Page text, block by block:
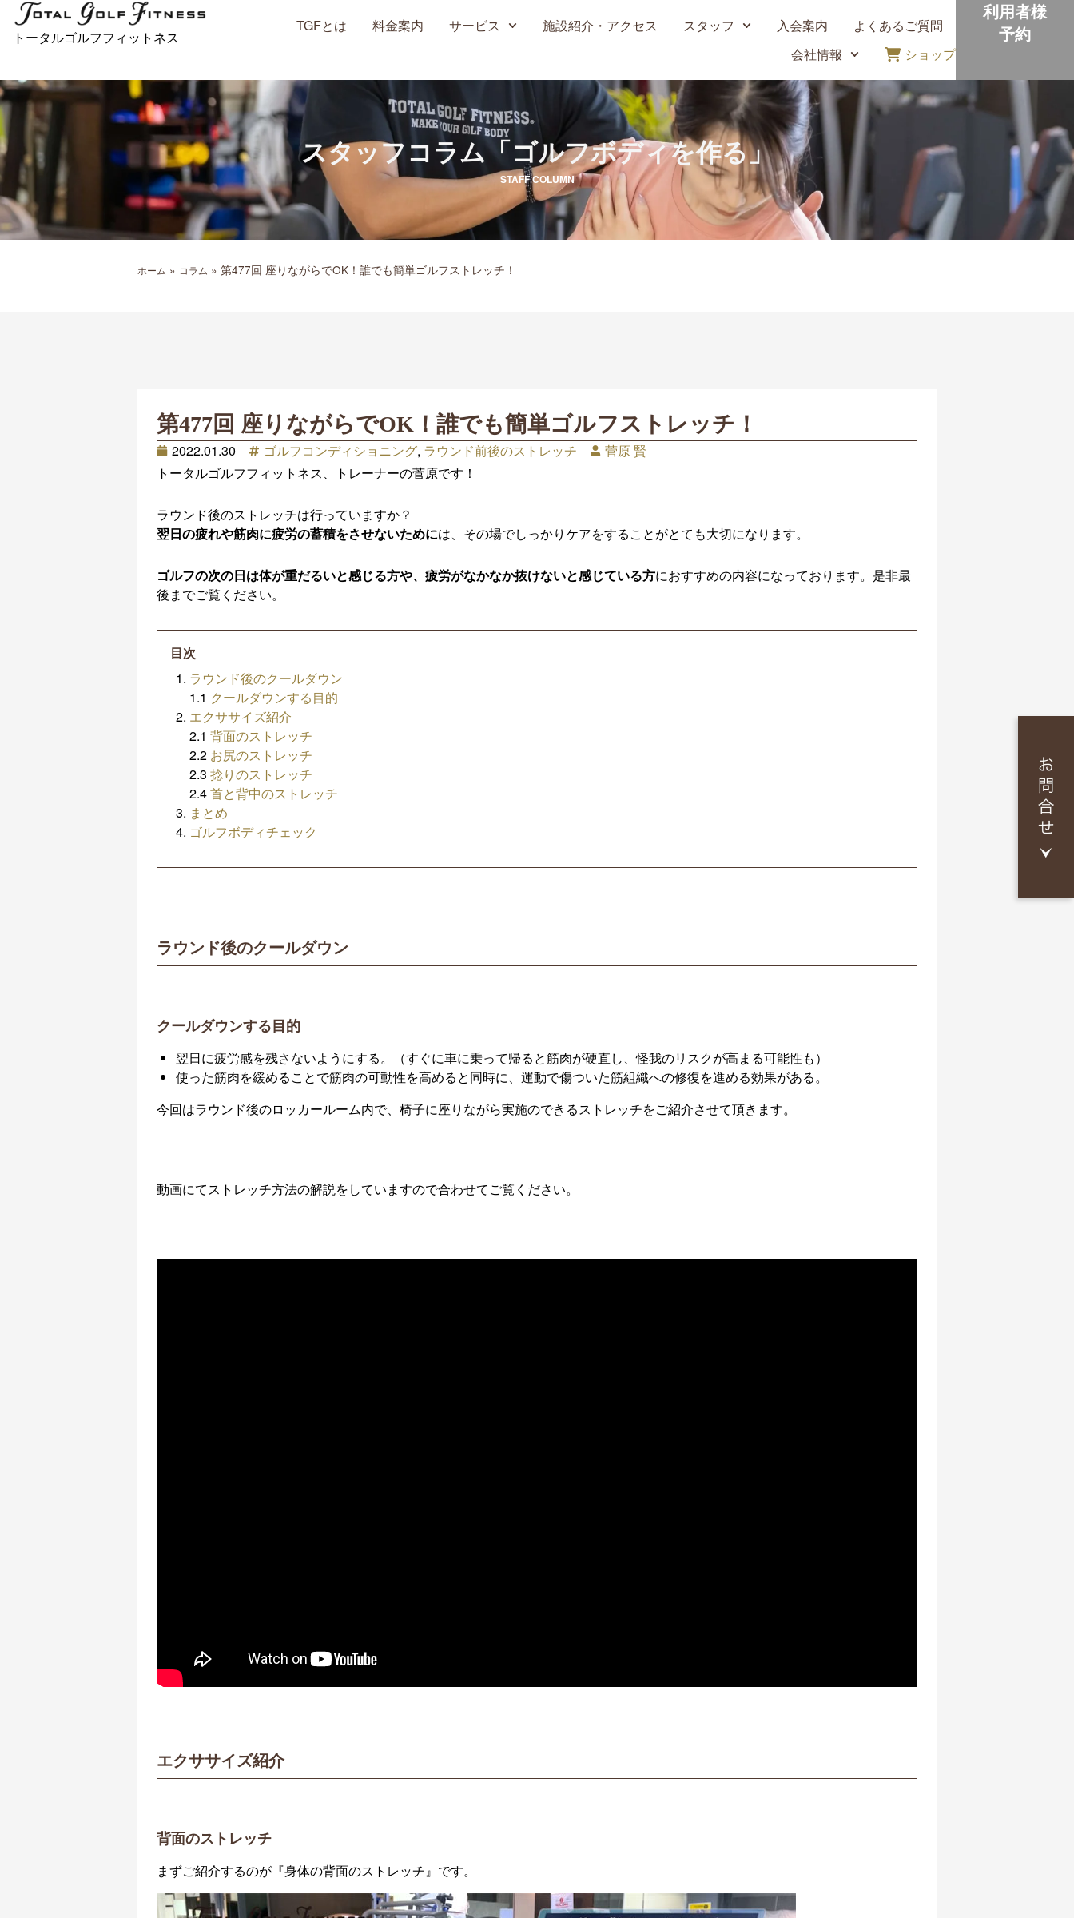
キ
ッ
プ
トータルゴルフフィットネス
TGFとは 料金案内 サービス 施設紹介・アクセス スタッフ 入会案内
よくあるご質問
会社情報
ショップ
利用者様
予約
スタッフコラム「ゴルフボディを作る」
STAFF COLUMN
ホーム » コラム » 第477回 座りながらでOK！誰でも簡単ゴルフストレッチ！
第477回 座りながらでOK！誰でも簡単ゴルフストレッチ！
2022.01.30 ゴルフコンディショニング, ラウンド前後のストレッチ
菅原 賢
トータルゴルフフィットネス、トレーナーの菅原です！
ラウンド後のストレッチは行っていますか？
翌日の疲れや筋肉に疲労の蓄積をさせないためには、その場でしっかりケアをすることがとても大切になります。
ゴルフの次の日は体が重だるいと感じる方や、疲労がなかなか抜けないと感じている方におすすめの内容になっております。是非最
後までご覧ください。
目次
ラウンド後のクールダウン
1.1 クールダウンする目的
エクササイズ紹介
2.1 背面のストレッチ
2.2 お尻のストレッチ
2.3 捻りのストレッチ
2.4首と背中のストレッチ
まとめ
ゴルフボディチェック
ラウンド後のクールダウン
クールダウンする目的
翌日に疲労感を残さないようにする。（すぐに車に乗って帰ると筋肉が硬直し、怪我のリスクが高まる可能性も）
使った筋肉を緩めることで筋肉の可動性を高めると同時に、運動で傷ついた筋組織への修復を進める効果がある。
今回はラウンド後のロッカールーム内で、椅子に座りながら実施のできるストレッチをご紹介させて頂きます。
動画にてストレッチ方法の解説をしていますので合わせてご覧ください。
エクササイズ紹介
背面のストレッチ
まずご紹介するのが『身体の背面のストレッチ』です。